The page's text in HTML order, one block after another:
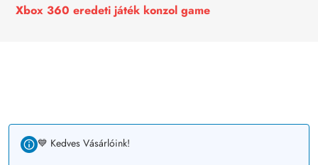
Xbox 360 eredeti játék konzol game
💙 Kedves Vásárlóink!